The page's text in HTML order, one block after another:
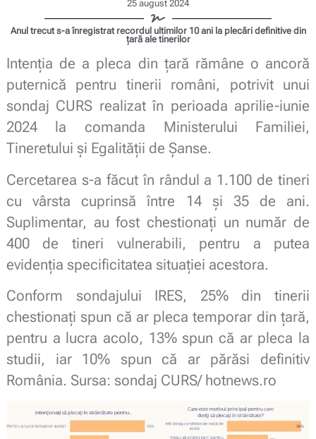
25 august 2024
Anul trecut s-a înregistrat recordul ultimilor 10 ani la plecări definitive din
țară ale tinerilor
Intenția de a pleca din țară rămâne o ancoră
puternică pentru tinerii români, potrivit unui
sondaj CURS realizat în perioada aprilie-iunie
2024 la comanda Ministerului Familiei,
Tineretului și Egalității de Șanse.
Cercetarea s-a făcut în rândul a 1.100 de tineri
cu vârsta cuprinsă între 14 și 35 de ani.
Suplimentar, au fost chestionați un număr de
400 de tineri vulnerabili, pentru a putea
evidenția specificitatea situației acestora.
Conform sondajului IRES, 25% din tinerii
chestionați spun că ar pleca temporar din țară,
pentru a lucra acolo, 13% spun că ar pleca la
studii, iar 10% spun că ar părăsi definitiv
România. Sursa: sondaj CURS/ hotnews.ro